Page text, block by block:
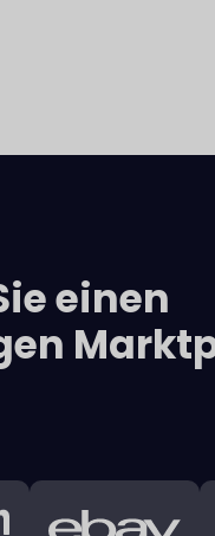
umfassende
die ihnen helfen